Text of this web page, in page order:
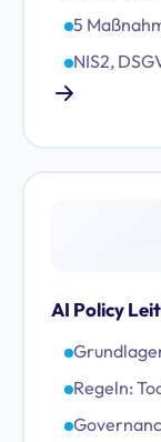
5
NIS2,
AI Policy
Regeln: